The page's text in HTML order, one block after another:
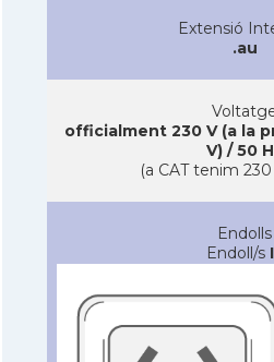
Extensió
.au
officialment 230 V (a la
V) / 50
(a CAT tenim
Endolls
Endoll/s I